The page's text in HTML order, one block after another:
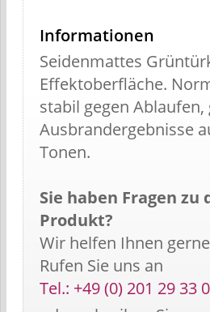
Informationen
Seidenmattes
Effektoberfläche.
stabil gegen Ablaufen,
Ausbrandergebnisse
Tonen.
Sie haben Fragen zu
Produkt?
Wir helfen Ihnen
Rufen Sie uns an
Tel.: +49 (0) 201 29 33